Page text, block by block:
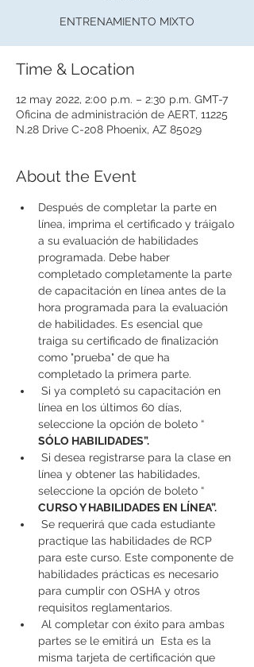
ENTRENAMIENTO MIXTO
Time & Location
12 may 2022, 2:00 p.m. – 2:30 p.m. GMT-7
Oficina de administración de AERT, 11225
N.28 Drive C-208 Phoenix, AZ 85029
About the Event
Después de completar la parte en
línea, imprima el certificado y tráigalo
a su evaluación de habilidades
programada. Debe haber
completado completamente la parte
de capacitación en línea antes de la
hora programada para la evaluación
de habilidades. Es esencial que
traiga su certificado de finalización
como "prueba" de que ha
completado la primera parte.
línea en los últimos 60 días,
seleccione la opción de boleto “
SÓLO HABILIDADES”.
línea y obtener las habilidades,
seleccione la opción de boleto “
CURSO Y HABILIDADES EN LÍNEA”.
practique las habilidades de RCP
para este curso. Este componente de
habilidades prácticas es necesario
para cumplir con OSHA y otros
requisitos reglamentarios.
partes se le emitirá un Esta es la
misma tarjeta de certificación que